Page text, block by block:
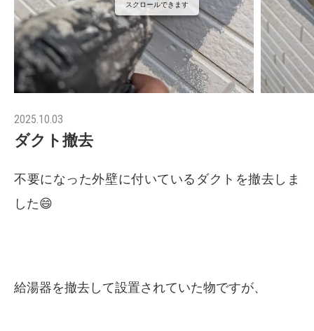
スクロールできます
2025.10.03
ダクト撤去
不要になった外壁に付いているダクトを撤去しま
した😄
給湯器を撤去して設置されていた物ですが、